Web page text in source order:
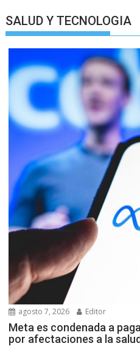
SALUD Y TECNOLOGIA
agosto 7, 2026 Editor
Meta es condenada a
por afectaciones a la